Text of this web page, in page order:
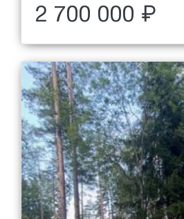
2 700 000 ₽